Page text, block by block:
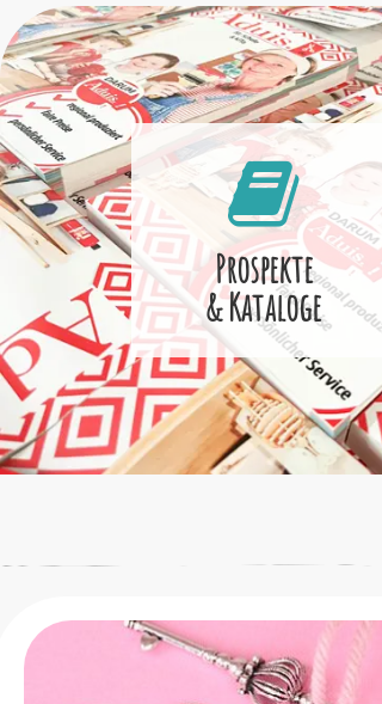
Prospekte
& Kataloge